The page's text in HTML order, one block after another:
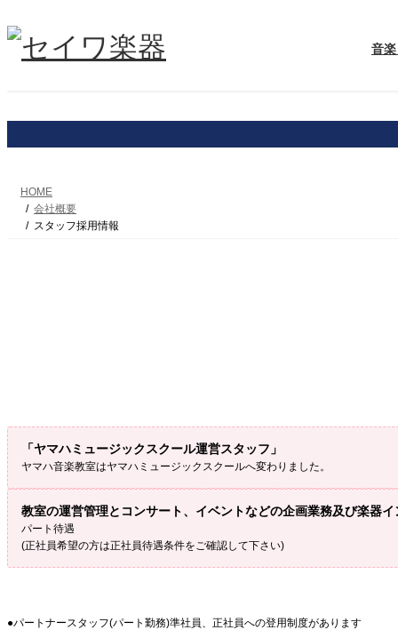
ン
キ
ビ
に
音
HOME
会社概要
スタッフ採用情報
「ヤマハミュージックスクール運営スタッフ」
ヤマハ音楽教室はヤマハミュージックスクールへ変わりました。
教室の運営管理とコンサート、イベントなどの企画業務及び楽器
パート待遇
(正社員希望の方は正社員待遇条件をご確認して下さい)
●パートナースタッフ(パート勤務)準社員、正社員への登用制度があります